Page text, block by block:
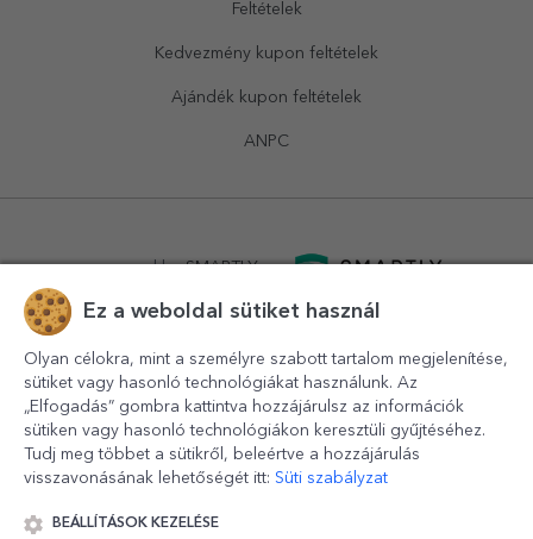
Feltételek
Kedvezmény kupon feltételek
Ajándék kupon feltételek
ANPC
powered bySMARTLY.ro
© 2016-2026 StarGift
Ez a weboldal sütiket használ
Olyan célokra, mint a személyre szabott tartalom megjelenítése,
sütiket vagy hasonló technológiákat használunk. Az
„Elfogadás” gombra kattintva hozzájárulsz az információk
sütiken vagy hasonló technológiákon keresztüli gyűjtéséhez.
Tudj meg többet a sütikről, beleértve a hozzájárulás
visszavonásának lehetőségét itt: Süti szabályzat
BEÁLLÍTÁSOK KEZELÉSE